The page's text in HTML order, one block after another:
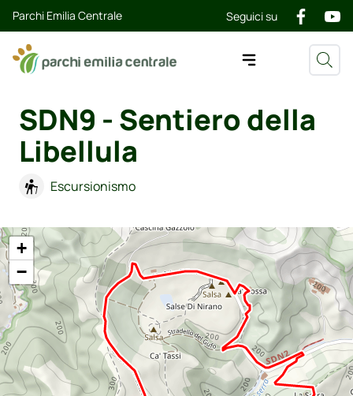
Parchi Emilia Centrale Seguici su
SDN9 - Sentiero della
Libellula
Escursionismo
+
−